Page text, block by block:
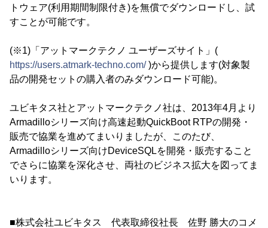
トウェア(利用期間制限付き)を無償でダウンロードし、試
すことが可能です。
(※1)「アットマークテクノ ユーザーズサイト」(
https://users.atmark-techno.com/)から提供します(対象製
品の開発セットの購入者のみダウンロード可能)。
ユビキタス社とアットマークテクノ社は、2013年4月より
Armadilloシリーズ向け高速起動QuickBoot RTPの開発・
販売で協業を進めてまいりましたが、このたび、
Armadilloシリーズ向けDeviceSQLを開発・販売すること
でさらに協業を深化させ、両社のビジネス拡大を図ってま
いります。
■株式会社ユビキタス 代表取締役社長 佐野 勝大のコメ